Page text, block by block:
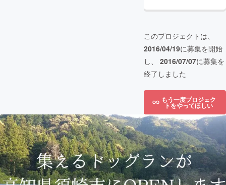
このプロジェクトは、
2016/04/19に募集を開始
し、 2016/07/07に募集を
終了しました
もう一度プロジェク
トをやってほしい